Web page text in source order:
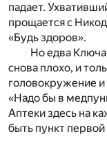
падает.
прощается с
«Будь здоров».
Но едва
снова плохо, и
головокружение и
«Надо бы в
Аптеки здесь на
быть пункт